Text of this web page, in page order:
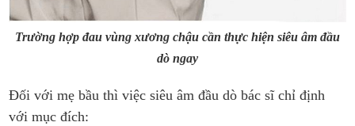
Trường hợp đau vùng xương chậu cần thực hiện siêu âm đầu
dò ngay
Đối với mẹ bầu thì việc siêu âm đầu dò bác sĩ chỉ định
với mục đích: